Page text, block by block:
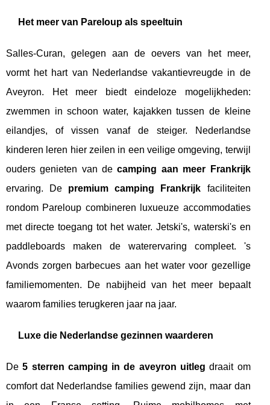
Het meer van Pareloup als speeltuin
Salles-Curan, gelegen aan de oevers van het meer,
vormt het hart van Nederlandse vakantievreugde in de
Aveyron. Het meer biedt eindeloze mogelijkheden:
zwemmen in schoon water, kajakken tussen de kleine
eilandjes, of vissen vanaf de steiger. Nederlandse
kinderen leren hier zeilen in een veilige omgeving, terwijl
ouders genieten van decamping aan meer Frankrijk
ervaring. De premium camping Frankrijk faciliteiten
rondom Pareloup combineren luxueuze accommodaties
met directe toegang tot het water. Jetski's, waterski's en
paddleboards maken de waterervaring compleet. 's
Avonds zorgen barbecues aan het water voor gezellige
familiemomenten. De nabijheid van het meer bepaalt
waarom families terugkeren jaar na jaar.
Luxe die Nederlandse gezinnen waarderen
De5 sterren camping in de aveyron uitleg draait om
comfort dat Nederlandse families gewend zijn, maar dan